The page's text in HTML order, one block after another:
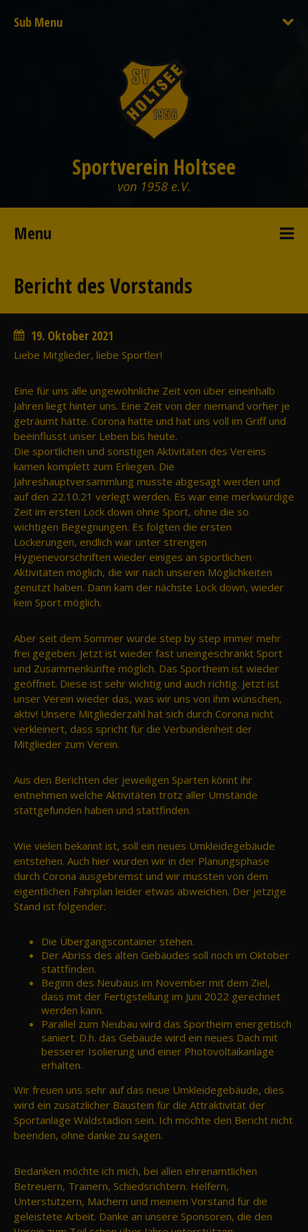
Sub Menu
Sportverein Holtsee
von 1958 e.V.
Menu
Bericht des Vorstands
19. Oktober 2021
Liebe Mitglieder, liebe Sportler!
Eine für uns alle ungewöhnliche Zeit von über eineinhalb
Jahren liegt hinter uns. Eine Zeit von der niemand vorher je
geträumt hätte. Corona hatte und hat uns voll im Griff und
beeinflusst unser Leben bis heute.
Die sportlichen und sonstigen Aktivitäten des Vereins
kamen komplett zum Erliegen. Die
Jahreshauptversammlung musste abgesagt werden und
auf den 22.10.21 verlegt werden. Es war eine merkwürdige
Zeit im ersten Lock down ohne Sport, ohne die so
wichtigen Begegnungen. Es folgten die ersten
Lockerungen, endlich war unter strengen
Hygienevorschriften wieder einiges an sportlichen
Aktivitäten möglich, die wir nach unseren Möglichkeiten
genutzt haben. Dann kam der nächste Lock down, wieder
kein Sport möglich.
Aber seit dem Sommer wurde step by step immer mehr
frei gegeben. Jetzt ist wieder fast uneingeschränkt Sport
und Zusammenkünfte möglich. Das Sportheim ist wieder
geöffnet. Diese ist sehr wichtig und auch richtig. Jetzt ist
unser Verein wieder das, was wir uns von ihm wünschen,
aktiv! Unsere Mitgliederzahl hat sich durch Corona nicht
verkleinert, dass spricht für die Verbundenheit der
Mitglieder zum Verein.
Aus den Berichten der jeweiligen Sparten könnt ihr
entnehmen welche Aktivitäten trotz aller Umstände
stattgefunden haben und stattfinden.
Wie vielen bekannt ist, soll ein neues Umkleidegebäude
entstehen. Auch hier wurden wir in der Planungsphase
durch Corona ausgebremst und wir mussten von dem
eigentlichen Fahrplan leider etwas abweichen. Der jetzige
Stand ist folgender:
Die Übergangscontainer stehen.
Der Abriss des alten Gebäudes soll noch im Oktober
stattfinden.
Beginn des Neubaus im November mit dem Ziel,
dass mit der Fertigstellung im Juni 2022 gerechnet
werden kann.
Parallel zum Neubau wird das Sportheim energetisch
saniert. D.h. das Gebäude wird ein neues Dach mit
besserer Isolierung und einer Photovoltaikanlage
erhalten.
Wir freuen uns sehr auf das neue Umkleidegebäude, dies
wird ein zusätzlicher Baustein für die Attraktivität der
Sportanlage Waldstadion sein. Ich möchte den Bericht nicht
beenden, ohne danke zu sagen.
Bedanken möchte ich mich, bei allen ehrenamtlichen
Betreuern, Trainern, Schiedsrichtern. Helfern,
Unterstützern, Machern und meinem Vorstand für die
geleistete Arbeit. Danke an unsere Sponsoren, die den